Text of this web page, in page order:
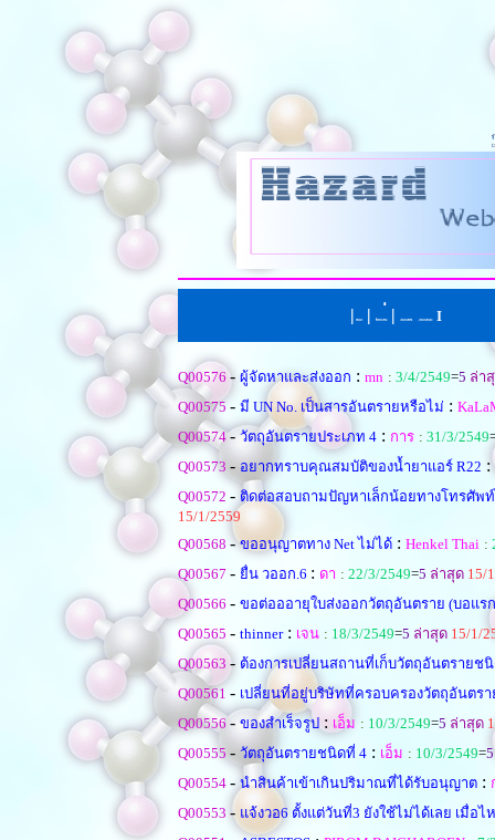
| | ่ | I
Q00576 - ผู้จัดหาและส่งออก : mn : 3/4/2549=5 ล่า
Q00575 - มี UN No. เป็นสารอันตรายหรือไม่ :
Q00574- วัตถุอันตรายประเภท 4 : การ : 31/3/2549
Q00573 -อยากทราบคุณสมบัติของน้ำยาแอร์ R22 :
Q00572 - ติดต่อสอบถามปัญหาเล็กน้อยทางโทรศัพ
15/1/2559
Q00568 -ขออนุญาตทาง Net ไม่ได้ : Henkel Thai :
Q00567 - ยื่น วออก.6 : ดา : 22/3/2549=5 ล่าสุด 15/
Q00566 - ขอต่อออายุใบส่งออกวัตถุอันตราย (บอแร
Q00565 - thinner: เจน : 18/3/2549=5 ล่าสุด 15/1/
Q00563 - ต้องการเปลี่ยนสถานที่เก็บวัตถุอันตรายช
Q00561 - เปลี่ยนที่อยู่บริษัทที่ครอบครองวัตถุอันตรา
Q00556 - ของสำเร็จรูป : เอ็ม : 10/3/2549=5 ล่าสุด
Q00555 - วัตถุอันตรายชนิดที่ 4 : เอ็ม : 10/3/2549=5
Q00554 - นำสินค้าเข้าเกินปริมาณที่ได้รับอนุญาต :
Q00553 - แจ้งวอ6 ตั้งแต่วันที่3 ยังใช้ไม่ได้เลย เมื่อไ